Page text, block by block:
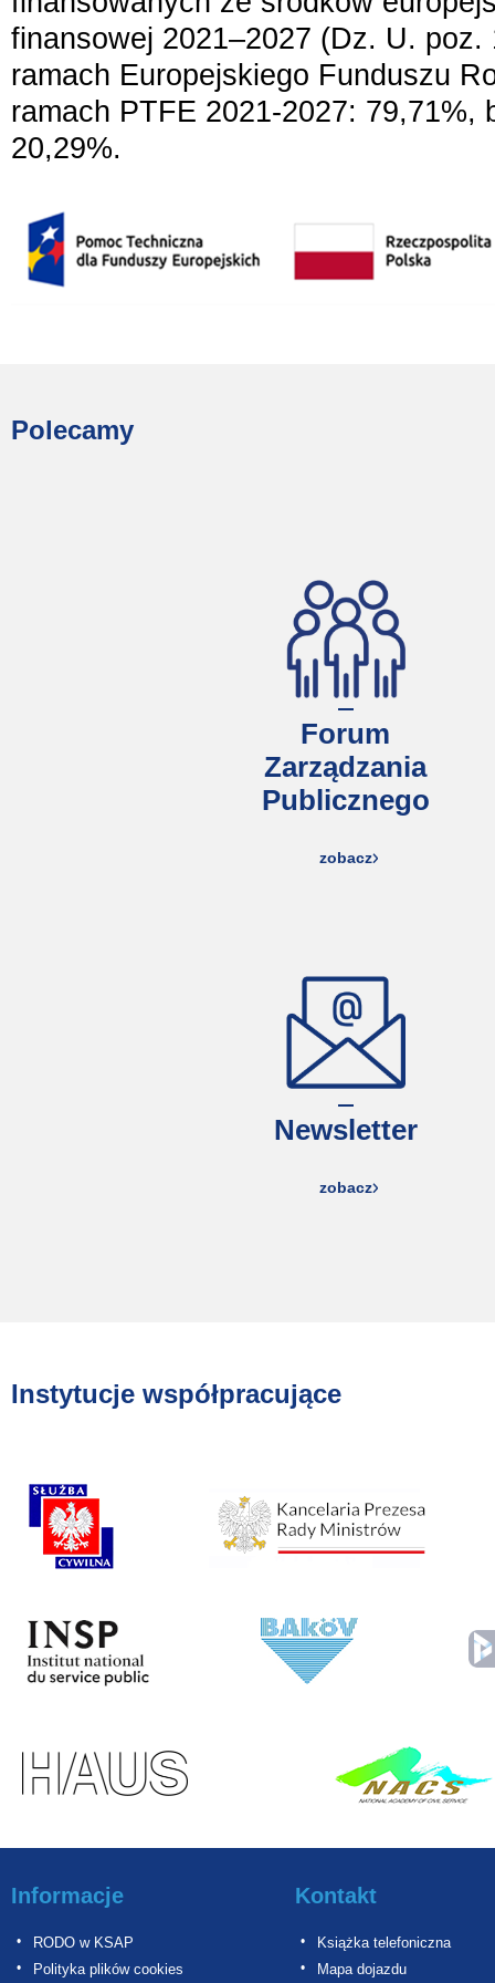
finansowej 2021–2027 (Dz. U.
ramach Europejskiego Funduszu
ramach PTFE 2021-2027: 79,71%,
20,29%.
Polecamy
Forum
Zarządzania
Publicznego
zobacz
Newsletter
zobacz
Instytucje współpracujące
Informacje
RODO w KSAP
Polityka plików cookies
Kontakt
Książka telefoniczna
Mapa dojazdu